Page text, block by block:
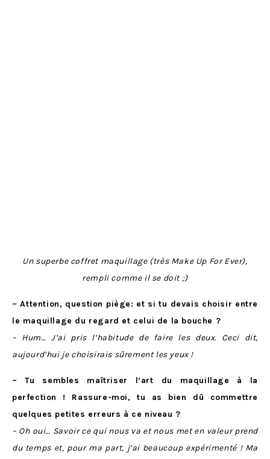
Un superbe coffret maquillage (très Make Up For Ever),
rempli comme il se doit ;)
– Attention, question piège: et si tu devais choisir entre
le maquillage du regard et celui de la bouche ?
– Hum… J’ai pris l’habitude de faire les deux. Ceci dit,
aujourd’hui je choisirais sûrement les yeux !
– Tu sembles maîtriser l’art du maquillage à la
perfection ! Rassure-moi, tu as bien dû commettre
quelques petites erreurs à ce niveau ?
– Oh oui… Savoir ce qui nous va et nous met en valeur prend
du temps et, pour ma part, j’ai beaucoup expérimenté ! Ma